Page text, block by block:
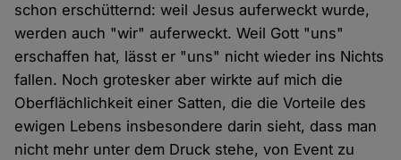
schon erschütternd: weil Jesus auferweckt wurde,
werden auch "wir" auferweckt. Weil Gott "uns"
erschaffen hat, lässt er "uns" nicht wieder ins Nichts
fallen. Noch grotesker aber wirkte auf mich die
Oberflächlichkeit einer Satten, die die Vorteile des
ewigen Lebens insbesondere darin sieht, dass man
nicht mehr unter dem Druck stehe, von Event zu